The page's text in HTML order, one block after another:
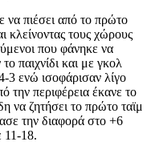
να πιέσει από το πρώτο
κλείνοντας τους χώρους
που φάνηκε να
παιχνίδι και με γκολ
ενώ ισοφάρισαν λίγο
την περιφέρεια έκανε το
να ζητήσει το πρώτο ταϊμ
την διαφορά στο +6
11-18.